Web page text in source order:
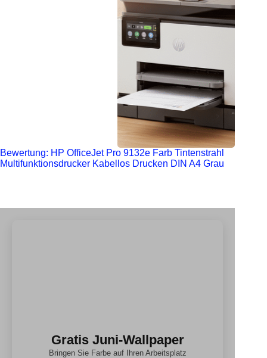
Bewertung: HP OfficeJet Pro 9132e Farb Tintenstrahl
Multifunktionsdrucker Kabellos Drucken DIN A4 Grau
Gratis Juni-Wallpaper
Bringen Sie Farbe auf Ihren Arbeitsplatz